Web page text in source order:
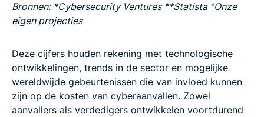
Bronnen: *Cybersecurity Ventures **Statista ^Onze
eigen projecties
Deze cijfers houden rekening met technologische
ontwikkelingen, trends in de sector en mogelijke
wereldwijde gebeurtenissen die van invloed kunnen
zijn op de kosten van cyberaanvallen. Zowel
aanvallers als verdedigers ontwikkelen voortdurend